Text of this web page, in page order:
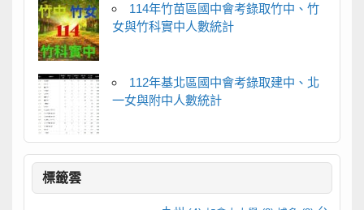
114年竹苗區國中會考錄取竹中、竹
女與竹科實中人數統計
112年基北區國中會考錄取建中、北
一女與附中人數統計
標籤雲